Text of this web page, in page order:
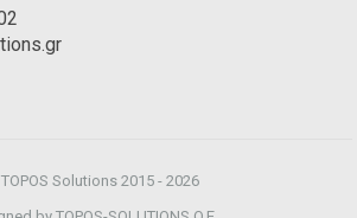
Solutions 2015 - 2026